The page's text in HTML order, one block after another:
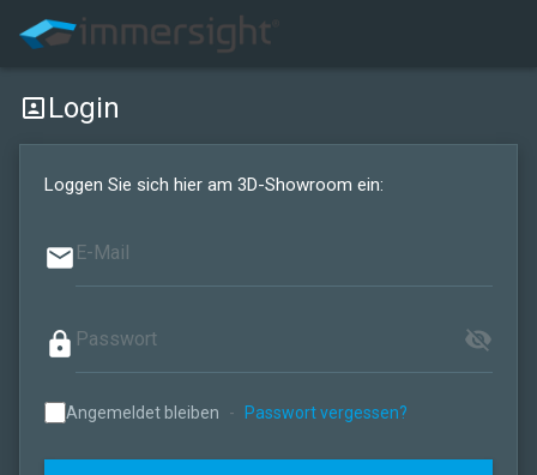
portrait Login
Loggen Sie sich hier am 3D-Showroom ein:
email
lock visibility_off
Angemeldet bleiben - Passwort vergessen?